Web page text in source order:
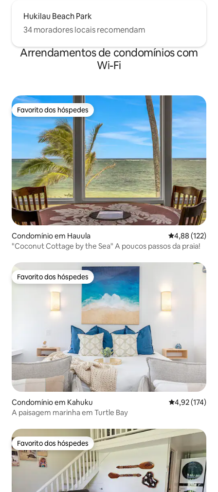
Hukilau Beach Park
34 moradores locais recomendam
Arrendamentos de condomínios com
Wi-Fi
Favorito dos hóspedes
Favorito dos hóspedes
Condomínio em Hauula Classificação
4,88 (122)
"Coconut Cottage by the Sea" A poucos passos da praia!
Favorito dos hóspedes
Favorito dos hóspedes
Condomínio em Kahuku Classificação
4,92 (174)
A paisagem marinha em Turtle Bay
Favorito dos hóspedes
Favorito dos hóspedes